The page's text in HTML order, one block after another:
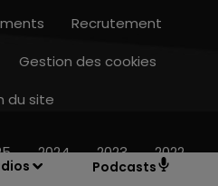
Podcasts
Recrutement
Gestion des cookies
du site
2024 2023 2022